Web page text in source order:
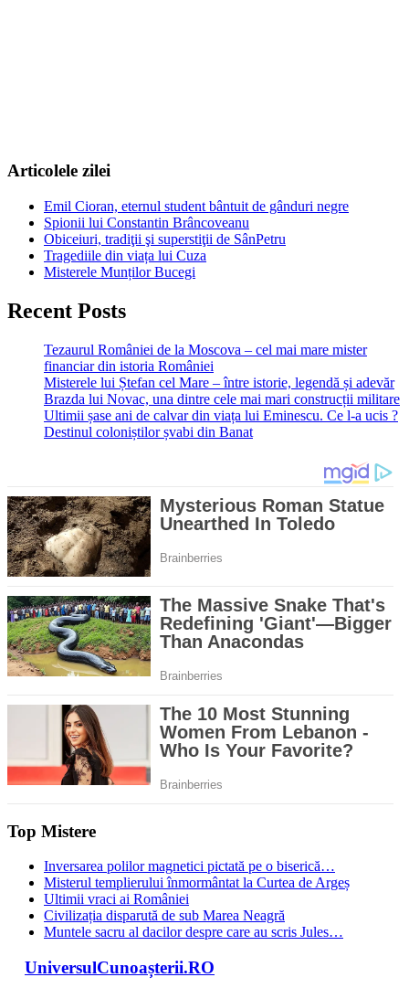
Articolele zilei
Emil Cioran, eternul student bântuit de gânduri negre
Spionii lui Constantin Brâncoveanu
Obiceiuri, tradiţii şi superstiţii de SânPetru
Tragediile din viața lui Cuza
Misterele Munților Bucegi
Recent Posts
Tezaurul României de la Moscova – cel mai mare mister
financiar din istoria României
Misterele lui Ștefan cel Mare – între istorie, legendă și adevăr
Brazda lui Novac, una dintre cele mai mari construcții militare
Ultimii șase ani de calvar din viața lui Eminescu. Ce l-a ucis ?
Destinul coloniștilor șvabi din Banat
Top Mistere
Inversarea polilor magnetici pictată pe o biserică…
Misterul templierului înmormântat la Curtea de Argeș
Ultimii vraci ai României
Civilizația disparută de sub Marea Neagră
Muntele sacru al dacilor despre care au scris Jules…
UniversulCunoașterii.RO